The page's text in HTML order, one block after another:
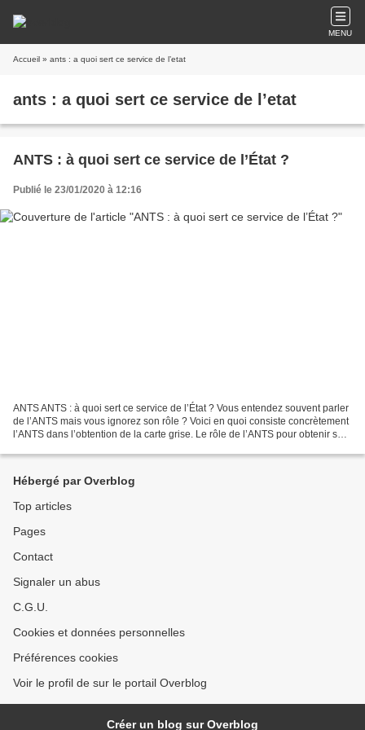
MENU
Accueil » ants : a quoi sert ce service de l’etat
ants : a quoi sert ce service de l’etat
ANTS : à quoi sert ce service de l’État ?
Publié le 23/01/2020 à 12:16
ANTS ANTS : à quoi sert ce service de l’État ? Vous entendez souvent parler
de l’ANTS mais vous ignorez son rôle ? Voici en quoi consiste concrètement
l’ANTS dans l’obtention de la carte grise. Le rôle de l’ANTS pour obtenir sa
Hébergé par Overblog
Top articles
Pages
Contact
Signaler un abus
C.G.U.
Cookies et données personnelles
Préférences cookies
Voir le profil de sur le portail Overblog
Créer un blog sur Overblog